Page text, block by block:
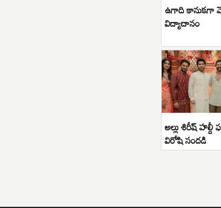
ఉగాది కానుకగా
విద్యాదానం
అల్లు శిరీష్ హల్దీ
విరోషి సందడి